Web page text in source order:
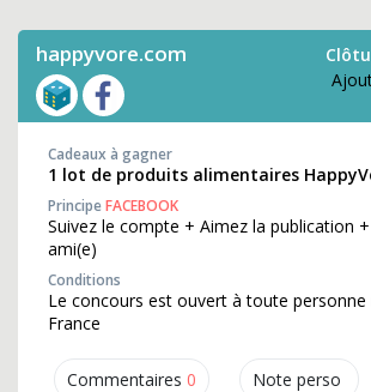
happyvore.com
Commentaires 0 Note perso
Cadeaux à gagner
1 lot de produits alimentaires
PrincipeFACEBOOK
Suivez le compte + Aimez la publication
ami(e)
Conditions
Le concours est ouvert à toute personne
France